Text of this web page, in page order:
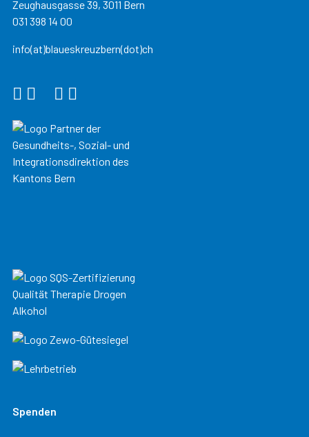
Zeughausgasse 39, 3011 Bern
031 398 14 00
info(at)blaueskreuzbern(dot)ch
Spenden